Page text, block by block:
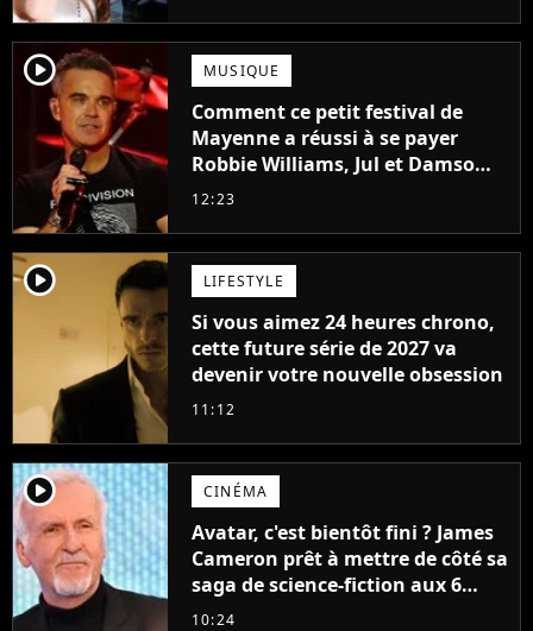
player2 MUSIQUE
Comment ce petit festival de
Mayenne a réussi à se payer
Robbie Williams, Jul et Damso
cette année ?
12:23
player2 LIFESTYLE
Si vous aimez 24 heures chrono,
cette future série de 2027 va
devenir votre nouvelle obsession
11:12
player2 CINÉMA
Avatar, c'est bientôt fini ? James
Cameron prêt à mettre de côté sa
saga de science-fiction aux 6
milliards de recettes
10:24